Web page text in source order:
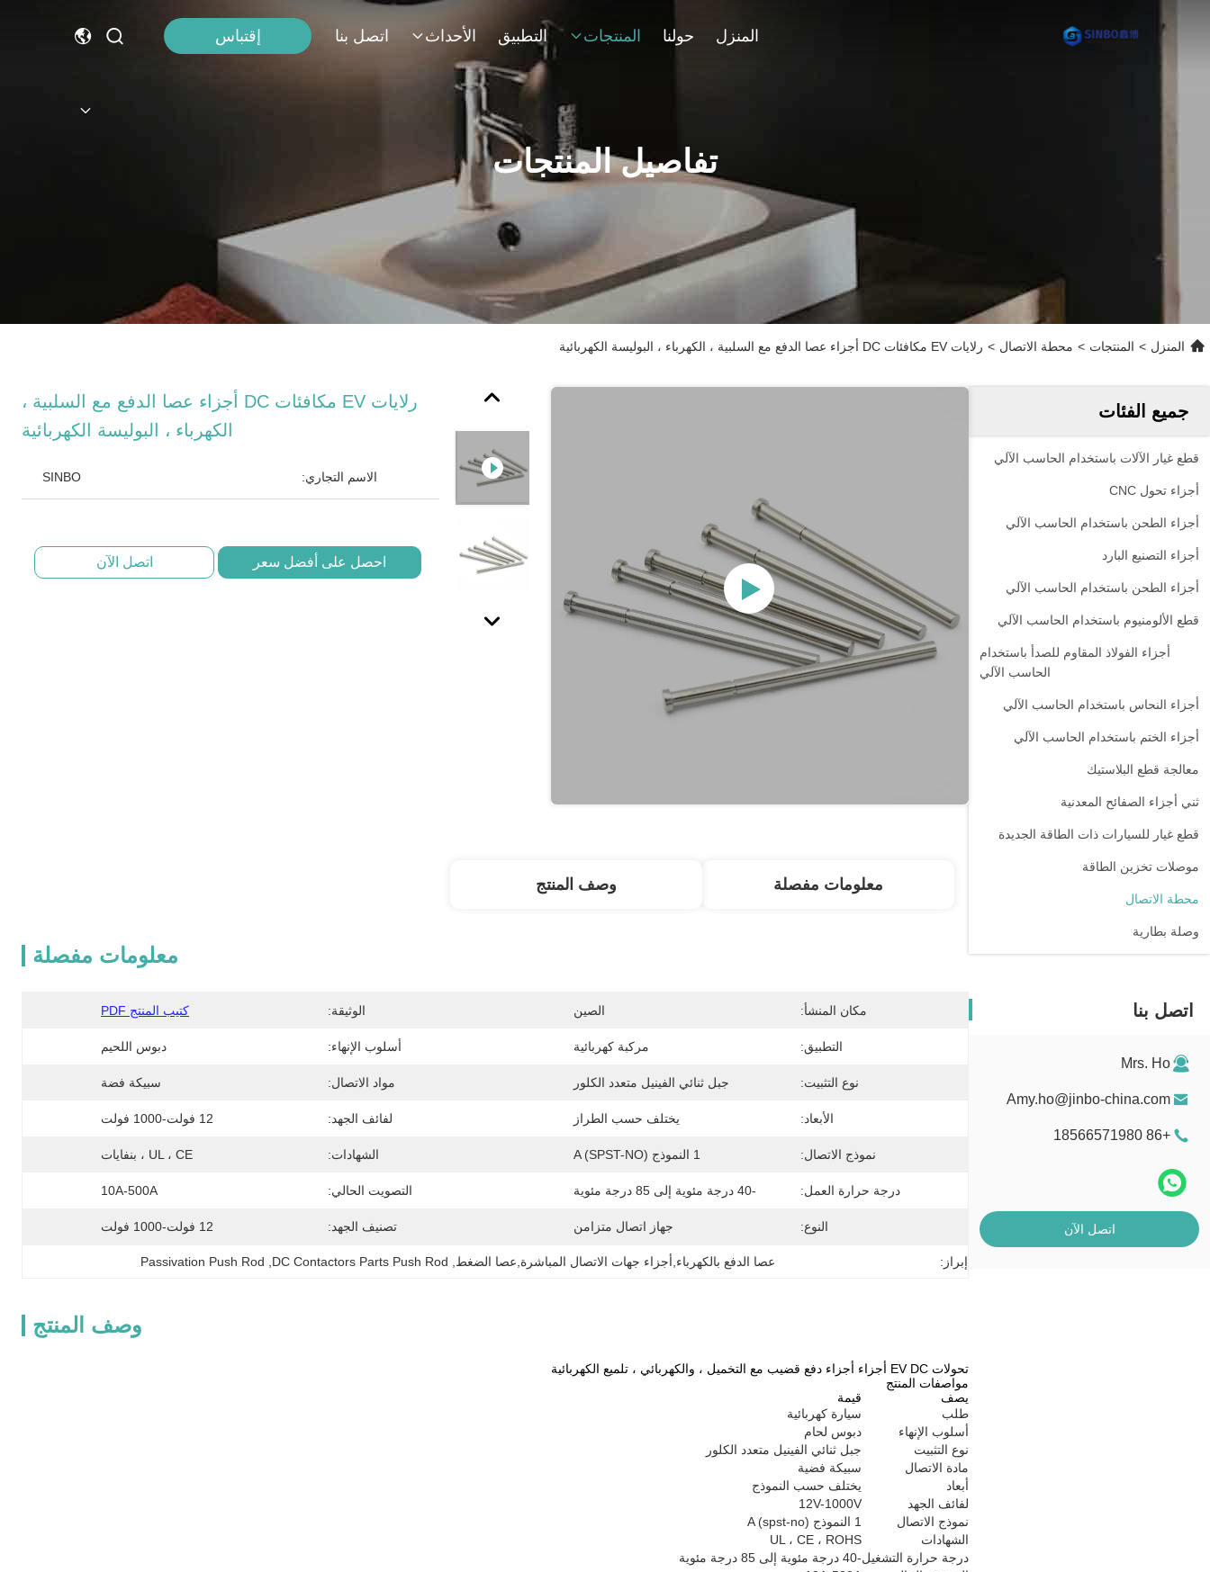
المنزل حولنا المنتجات التطبيق الأحداث اتصل بنا إقتباس
تفاصيل المنتجات
المنزل > المنتجات > محطة الاتصال > رلايات EV مكافئات DC أجزاء عصا الدفع مع السلبية ، الكهرباء ، البوليسة الكهربائية
جميع الفئات
قطع غيار الآلات باستخدام الحاسب الآلي
أجزاء تحول CNC
أجزاء الطحن باستخدام الحاسب الآلي
أجزاء التصنيع البارد
أجزاء الطحن باستخدام الحاسب الآلي
قطع الألومنيوم باستخدام الحاسب الآلي
أجزاء الفولاذ المقاوم للصدأ باستخدام
الحاسب الآلي
أجزاء النحاس باستخدام الحاسب الآلي
أجزاء الختم باستخدام الحاسب الآلي
معالجة قطع البلاستيك
ثني أجزاء الصفائح المعدنية
قطع غيار للسيارات ذات الطاقة الجديدة
موصلات تخزين الطاقة
محطة الاتصال
وصلة بطارية
اتصل بنا
Mrs. Ho
Amy.ho@jinbo-china.com
+86 18566571980
اتصل الآن
رلايات EV مكافئات DC أجزاء عصا الدفع مع السلبية ،
الكهرباء ، البوليسة الكهربائية
الاسم التجاري: SINBO
احصل على أفضل سعر اتصل الآن
معلومات مفصلة وصف المنتج
معلومات مفصلة
مكان المنشأ: الصين الوثيقة: كتيب المنتج PDF
التطبيق: مركبة كهربائية أسلوب الإنهاء: دبوس اللحيم
نوع التثبيت: جبل ثنائي الفينيل متعدد الكلور مواد الاتصال: سبيكة فضة
الأبعاد: يختلف حسب الطراز لفائف الجهد: 12 فولت-1000 فولت
نموذج الاتصال: 1 النموذج A (SPST-NO) الشهادات: UL ، CE ، بنفايات
درجة حرارة العمل: -40 درجة مئوية إلى 85 درجة مئوية التصويت الحالي: 10A-500A
النوع: جهاز اتصال متزامن تصنيف الجهد: 12 فولت-1000 فولت
إبراز: عصا الدفع بالكهرباء,أجزاء جهات الاتصال المباشرة,عصا الضغط DC Contactors Parts Push Rod
Passivation Push Rod
وصف المنتج
تحولات EV DC أجزاء أجزاء دفع قضيب مع التخميل ، والكهربائي ، تلميع الكهربائية
مواصفات المنتج
يصف
قيمة
طلب
سيارة كهربائية
أسلوب الإنهاء
دبوس لحام
نوع التثبيت
جبل ثنائي الفينيل متعدد الكلور
مادة الاتصال
سبيكة فضية
أبعاد
يختلف حسب النموذج
لفائف الجهد
12V-1000V
نموذج الاتصال
1 النموذج A (spst-no)
الشهادات
UL ، CE ، ROHS
درجة حرارة التشغيل-40 درجة مئوية إلى 85 درجة مئوية